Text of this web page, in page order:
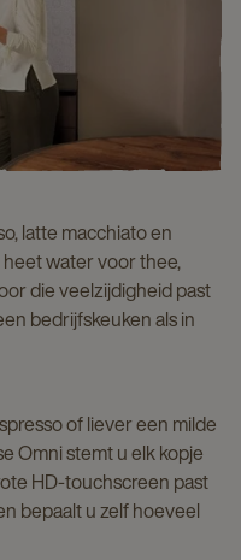
latte macchiato en
water voor thee,
die veelzijdigheid past
bedrijfskeuken als in
of liever een milde
Omni stemt u elk kopje
HD-touchscreen past
bepaalt u zelf hoeveel